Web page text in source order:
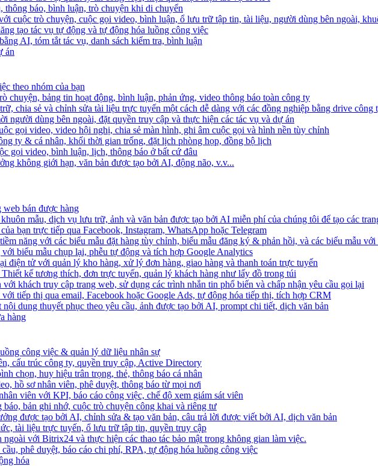
thông báo, bình luận, trò chuyện khi di chuyển
cuộc trò chuyện, cuộc gọi video, bình luận, ổ lưu trữ tập tin, tài liệu, người dùng bên ngoài,
tạo tác vụ tự động và tự động hóa luồng công việc
AI, tóm tắt tác vụ, danh sách kiểm tra, bình luận
án
theo nhóm của bạn
chuyện, bảng tin hoạt động, bình luận, phản ứng, video thông báo toàn công ty
chia sẻ và chỉnh sửa tài liệu trực tuyến một cách dễ dàng với các đồng nghiệp bằng drive công
người dùng bên ngoài, đặt quyền truy cập và thực hiện các tác vụ và dự án
gọi video, video hội nghị, chia sẻ màn hình, ghi âm cuộc gọi và hình nền tùy chỉnh
ty & cá nhân, khối thời gian trống, đặt lịch phòng họp, đồng bộ lịch
gọi video, bình luận, lịch, thông báo ở bất cứ đâu
không giới hạn, văn bản được tạo bởi AI, động não, v.v...
web bán được hàng
mẫu, dịch vụ lưu trữ, ảnh và văn bản được tạo bởi AI miễn phí của chúng tôi để tạo các
bạn trực tiếp qua Facebook, Instagram, WhatsApp hoặc Telegram
năng với các biểu mẫu đặt hàng tùy chỉnh, biểu mẫu đăng ký & phản hồi, và các biểu mẫu
biểu mẫu chụp lại, phễu tự động và tích hợp Google Analytics
điện tử với quản lý kho hàng, xử lý đơn hàng, giao hàng và thanh toán trực tuyến
Thiết kế tương thích, đơn trực tuyến, quản lý khách hàng như lấy đồ trong túi
khách truy cập trang web, sử dụng các trình nhắn tin phổ biến và chấp nhận yêu cầu gọi lại
với tiếp thị qua email, Facebook hoặc Google Ads, tự động hóa tiếp thị, tích hợp CRM
nội dung thuyết phục theo yêu cầu, ảnh được tạo bởi AI, prompt chi tiết, dịch văn bản
hàng
công việc & quản lý dữ liệu nhân sự
cấu trúc công ty, quyền truy cập, Active Directory
chọn, huy hiệu trân trọng, thẻ, thông báo cá nhân
hồ sơ nhân viên, phê duyệt, thông báo từ mọi nơi
viên với KPI, báo cáo công việc, chế độ xem giám sát viên
báo, bản ghi nhớ, cuộc trò chuyện công khai và riêng tư
được tạo bởi AI, chỉnh sửa & tạo văn bản, câu trả lời được viết bởi AI, dịch văn bản
tài liệu trực tuyến, ổ lưu trữ tập tin, quyền truy cập
với Bitrix24 và thực hiện các thao tác bảo mật trong không gian làm việc.
phê duyệt, báo cáo chi phí, RPA, tự động hóa luồng công việc
hóa